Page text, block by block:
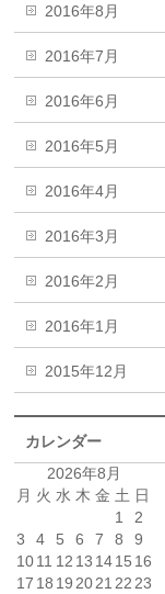
2016年8月
2016年7月
2016年6月
2016年5月
2016年4月
2016年3月
2016年2月
2016年1月
2015年12月
カレンダー
2026年8月
月 火 水 木 金 土 日
1
2
3
4 5 6 7 8
9
1011 12 13 1415 16
17 18 19 2021 22 23